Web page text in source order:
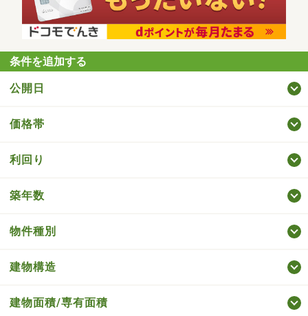
条件を追加する
公開日
価格帯
利回り
築年数
物件種別
建物構造
建物面積/専有面積